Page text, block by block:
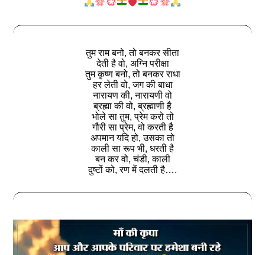
तुम राम बनो, तो बनकर सीता
देती है वो, अग्नि परीक्षा
तुम कृष्ण बनो, तो बनकर राधा
हर लेती वो, जग की बाधा
नारायण की, नारायणी वो
ब्रह्मा की वो, ब्रह्माणी है
भोले सा तुम, प्रेम करो तो
गौरी सा प्रेम, वो करती है
अपमान यदि हो, उसका तो
काली सा रूप भी, धरती है
बन कर वो, चंडी, काली
दुष्टों को, रण में दलती है….